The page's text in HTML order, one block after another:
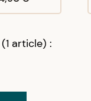
article) :